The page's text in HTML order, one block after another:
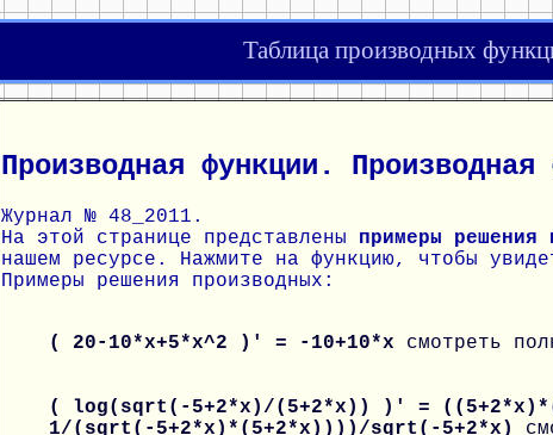
Таблица производных
Производная функции.
Журнал № 48_2011.
На этой странице представлены примеры решения
нашем ресурсе. Нажмите на функцию, чтобы
Примеры решения производных:
( 20-10*x+5*x^2 )' = -10+10*x смотреть
( log(sqrt(-5+2*x)/(5+2*x)) )' =
1/(sqrt(-5+2*x)*(5+2*x))))/sqrt(-5+2*x)